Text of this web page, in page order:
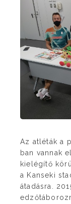
Az atléták a
ban vannak
kielégítő
a Kanseki
átadásra.